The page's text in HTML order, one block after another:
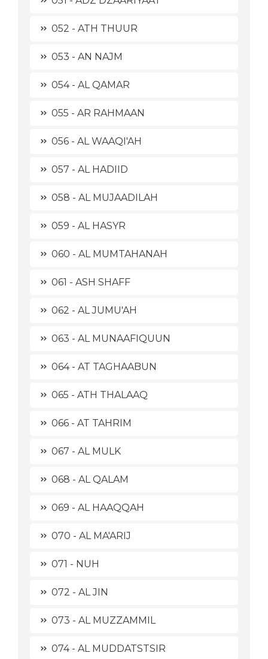
052 - ATH THUUR
053 - AN NAJM
054 - AL QAMAR
055 - AR RAHMAAN
056 - AL WAAQI'AH
057 - AL HADIID
058 - AL MUJAADILAH
059 - AL HASYR
060 - AL MUMTAHANAH
061 - ASH SHAFF
062 - AL JUMU'AH
063 - AL MUNAAFIQUUN
064 - AT TAGHAABUN
065 - ATH THALAAQ
066 - AT TAHRIM
067 - AL MULK
068 - AL QALAM
069 - AL HAAQQAH
070 - AL MA'ARIJ
071 - NUH
072 - AL JIN
073 - AL MUZZAMMIL
074 - AL MUDDATSTSIR